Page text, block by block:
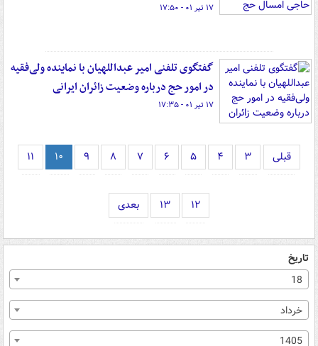
۱۷ تیر ۰۱ - ۱۷:۵۰
گفتگوی تلفنی امیر عبداللهیان با نماینده ولی‌فقیه
در امور حج درباره وضعیت زائران ایرانی
۱۷ تیر ۰۱ - ۱۷:۳۵
قبلی ۳ ۴ ۵ ۶ ۷ ۸ ۹ ۱۰ ۱۱
۱۲ ۱۳ بعدی
تاریخ
18
خرداد
1405